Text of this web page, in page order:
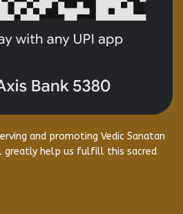
and promoting Vedic Sanatan
greatly help us fulfill this sacred